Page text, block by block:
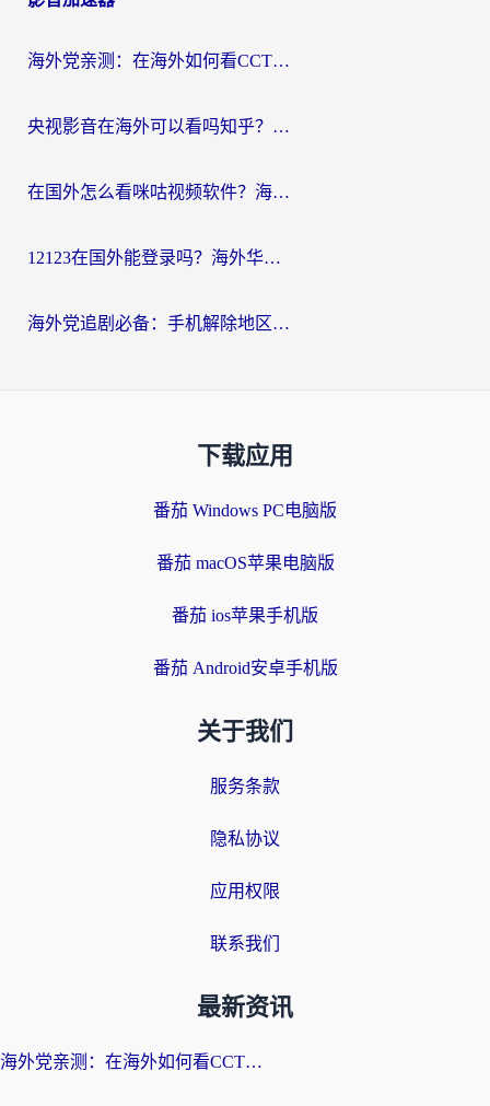
海外党亲测：在海外如何看CCTV？告别“仅限大陆播放”的实用指南
央视影音在海外可以看吗知乎？留学生亲测：3步解决地域限制+追剧自由
在国外怎么看咪咕视频软件？海外党亲测有效的回国加速方案
12123在国外能登录吗？海外华人必看的回国加速实用指南
海外党追剧必备：手机解除地区限制app怎么选？解决央视视频&国内剧地区限制全指南
下载应用
番茄 Windows PC电脑版
番茄 macOS苹果电脑版
番茄 ios苹果手机版
番茄 Android安卓手机版
关于我们
服务条款
隐私协议
应用权限
联系我们
最新资讯
海外党亲测：在海外如何看CCTV？告别“仅限大陆播放”的实用指南